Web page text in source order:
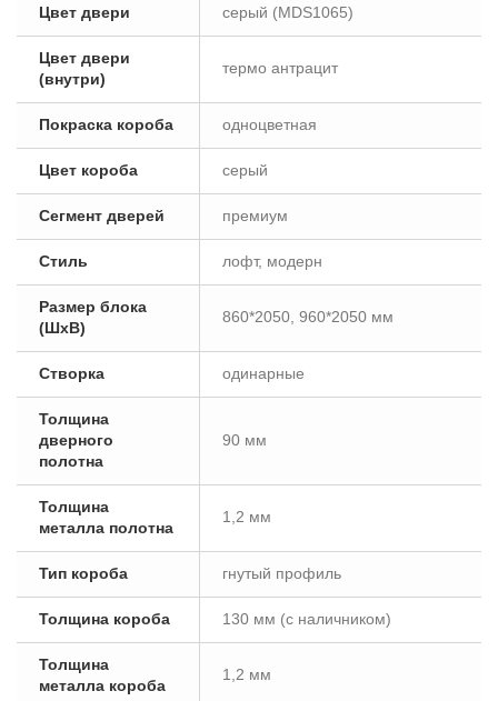
Цвет двери серый (MDS1065)
Цвет двери
(внутри)
термо антрацит
Покраска короба одноцветная
Цвет короба серый
Сегмент дверей премиум
Стиль лофт, модерн
Размер блока
(ШxВ)
860*2050, 960*2050 мм
Створка одинарные
Толщина
дверного
полотна
90 мм
Толщина
металла полотна
1,2 мм
Тип короба гнутый профиль
Толщина короба 130 мм (с наличником)
Толщина
металла короба
1,2 мм